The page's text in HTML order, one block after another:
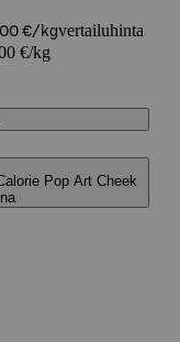
€/kgvertailuhinta
€/kg
Pop Art Cheek